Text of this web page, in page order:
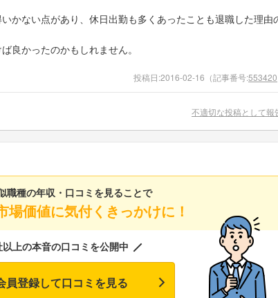
かない点があり、休日出勤も多くあったことも退職した理由
良かったのかもしれません。
投稿日:2016-02-16 （記事番号:553420
不適切な投稿として報
職種の年収・口コミを見ることで
場価値に気付くきっかけに！
上の本音の口コミを公開中
員登録して口コミを見る